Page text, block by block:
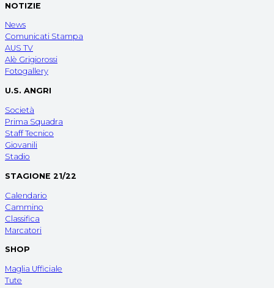
NOTIZIE
News
Comunicati Stampa
AUS TV
Alè Grigiorossi
Fotogallery
U.S. ANGRI
Società
Prima Squadra
Staff Tecnico
Giovanili
Stadio
STAGIONE 21/22
Calendario
Cammino
Classifica
Marcatori
SHOP
Maglia Ufficiale
Tute